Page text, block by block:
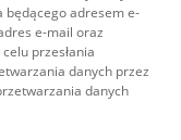
będącego adresem e-
e-mail oraz
przesłania
danych przez
danych